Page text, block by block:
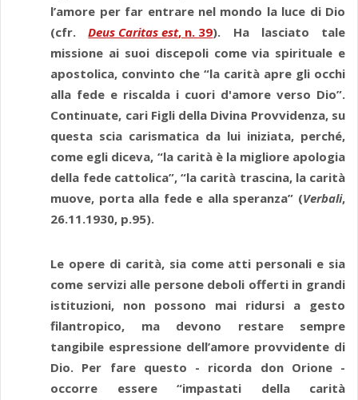
l’amore per far entrare nel mondo la luce di Dio
(cfr.Deus Caritas est, n. 39). Ha lasciato tale
missione ai suoi discepoli come via spirituale e
apostolica, convinto che “la carità apre gli occhi
alla fede e riscalda i cuori d'amore verso Dio”.
Continuate, cari Figli della Divina Provvidenza, su
questa scia carismatica da lui iniziata, perché,
come egli diceva, “la carità è la migliore apologia
della fede cattolica”, “la carità trascina, la carità
muove, porta alla fede e alla speranza” (Verbali,
26.11.1930, p.95).
Le opere di carità, sia come atti personali e sia
come servizi alle persone deboli offerti in grandi
istituzioni, non possono mai ridursi a gesto
filantropico, ma devono restare sempre
tangibile espressione dell’amore provvidente di
Dio. Per fare questo - ricorda don Orione -
occorre essere “impastati della carità